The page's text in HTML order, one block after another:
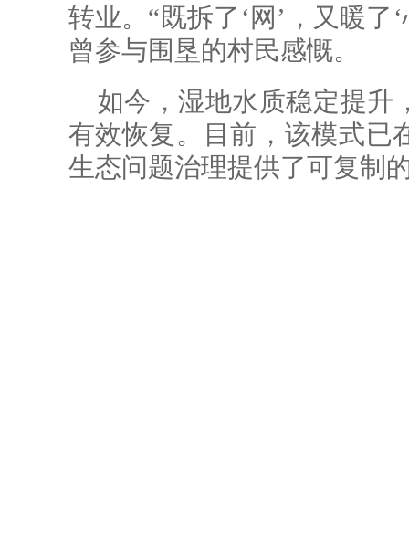
转业。“既拆了‘网’，又暖了
曾参与围垦的村民感慨。
如今，湿地水质稳定提升
有效恢复。目前，该模式已
生态问题治理提供了可复制